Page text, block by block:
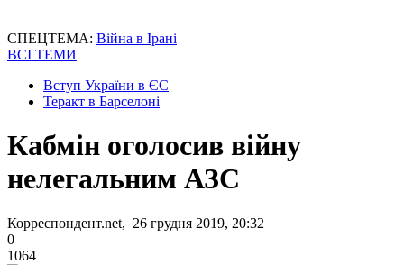
СПЕЦТЕМА: Війна в Ірані
ВСІ ТЕМИ
Вступ України в ЄС
Теракт в Барселоні
Кабмін оголосив війну
нелегальним АЗС
Корреспондент.net, 26 грудня 2019, 20:32
0
1064